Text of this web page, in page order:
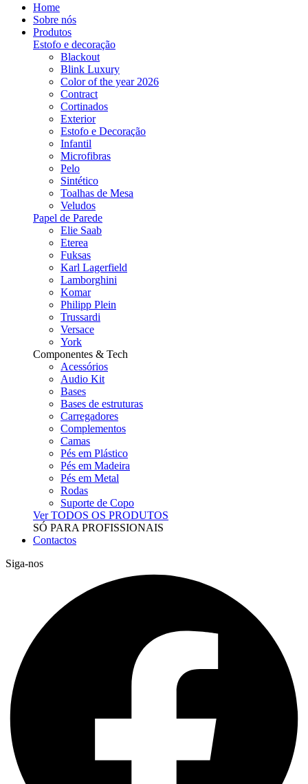
Home
Sobre nós
Produtos
Estofo e decoração
Blackout
Blink Luxury
Color of the year 2026
Contract
Cortinados
Exterior
Estofo e Decoração
Infantil
Microfibras
Pelo
Sintético
Toalhas de Mesa
Veludos
Papel de Parede
Elie Saab
Eterea
Fuksas
Karl Lagerfield
Lamborghini
Komar
Philipp Plein
Trussardi
Versace
York
Componentes & Tech
Acessórios
Audio Kit
Bases
Bases de estruturas
Carregadores
Complementos
Camas
Pés em Plástico
Pés em Madeira
Pés em Metal
Rodas
Suporte de Copo
Ver TODOS OS PRODUTOS
SÓ PARA PROFISSIONAIS
Contactos
Siga-nos